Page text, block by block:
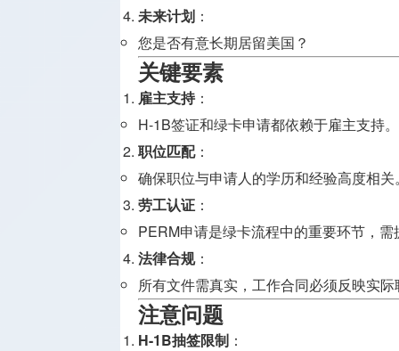
未来计划 ：
您是否有意长期居留美国？
关键要素
雇主支持：
H-1B签证和绿卡申请都依赖于雇主支持。
职位匹配：
确保职位与申请人的学历和经验高度相关
劳工认证 ：
PERM申请是绿卡流程中的重要环节，
法律合规：
所有文件需真实，工作合同必须反映实
注意问题
H-1B抽签限制 ：